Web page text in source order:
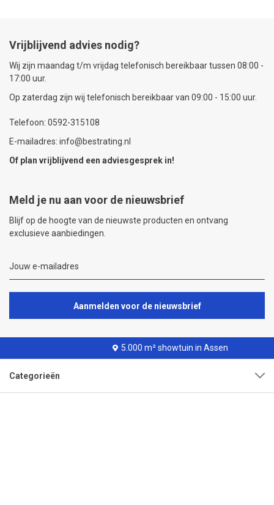
Vrijblijvend advies nodig?
Wij zijn maandag t/m vrijdag telefonisch bereikbaar tussen 08:00 -
17:00 uur.
Op zaterdag zijn wij telefonisch bereikbaar van 09:00 - 15:00 uur.
Telefoon: 0592-315108
E-mailadres: info@bestrating.nl
Of plan vrijblijvend een adviesgesprek in!
Meld je nu aan voor de nieuwsbrief
Blijf op de hoogte van de nieuwste producten en ontvang
exclusieve aanbiedingen.
Aanmelden voor de nieuwsbrief
5.000 m² showtuin in Assen
Categorieën